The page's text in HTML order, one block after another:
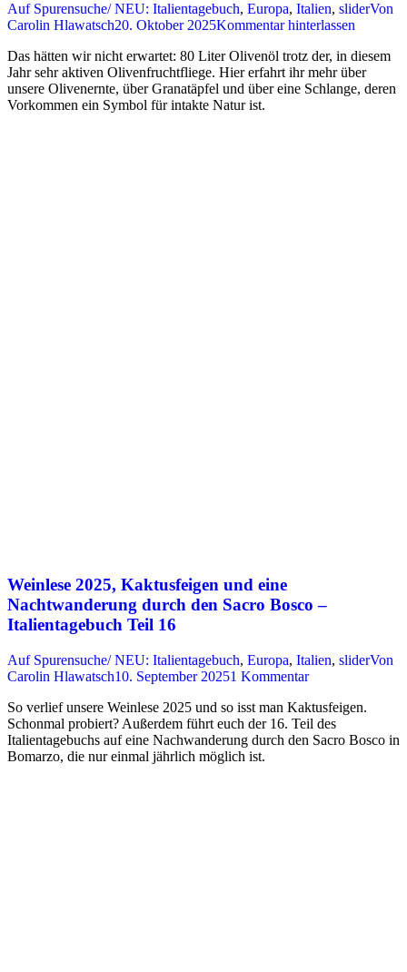
Auf Spurensuche/ NEU: Italientagebuch, Europa, Italien, sliderVon
Carolin Hlawatsch20. Oktober 2025Kommentar hinterlassen
Das hätten wir nicht erwartet: 80 Liter Olivenöl trotz der, in diesem
Jahr sehr aktiven Olivenfruchtfliege. Hier erfahrt ihr mehr über
unsere Olivenernte, über Granatäpfel und über eine Schlange, deren
Vorkommen ein Symbol für intakte Natur ist.
Weinlese 2025, Kaktusfeigen und eine
Nachtwanderung durch den Sacro Bosco –
Italientagebuch Teil 16
Auf Spurensuche/ NEU: Italientagebuch, Europa, Italien, sliderVon
Carolin Hlawatsch10. September 20251 Kommentar
So verlief unsere Weinlese 2025 und so isst man Kaktusfeigen.
Schonmal probiert? Außerdem führt euch der 16. Teil des
Italientagebuchs auf eine Nachwanderung durch den Sacro Bosco in
Bomarzo, die nur einmal jährlich möglich ist.